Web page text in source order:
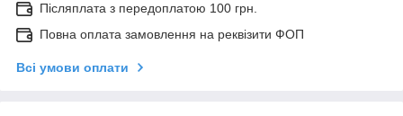
Післяплата з передоплатою 100 грн.
Повна оплата замовлення на реквізити ФОП
Всі умови оплати